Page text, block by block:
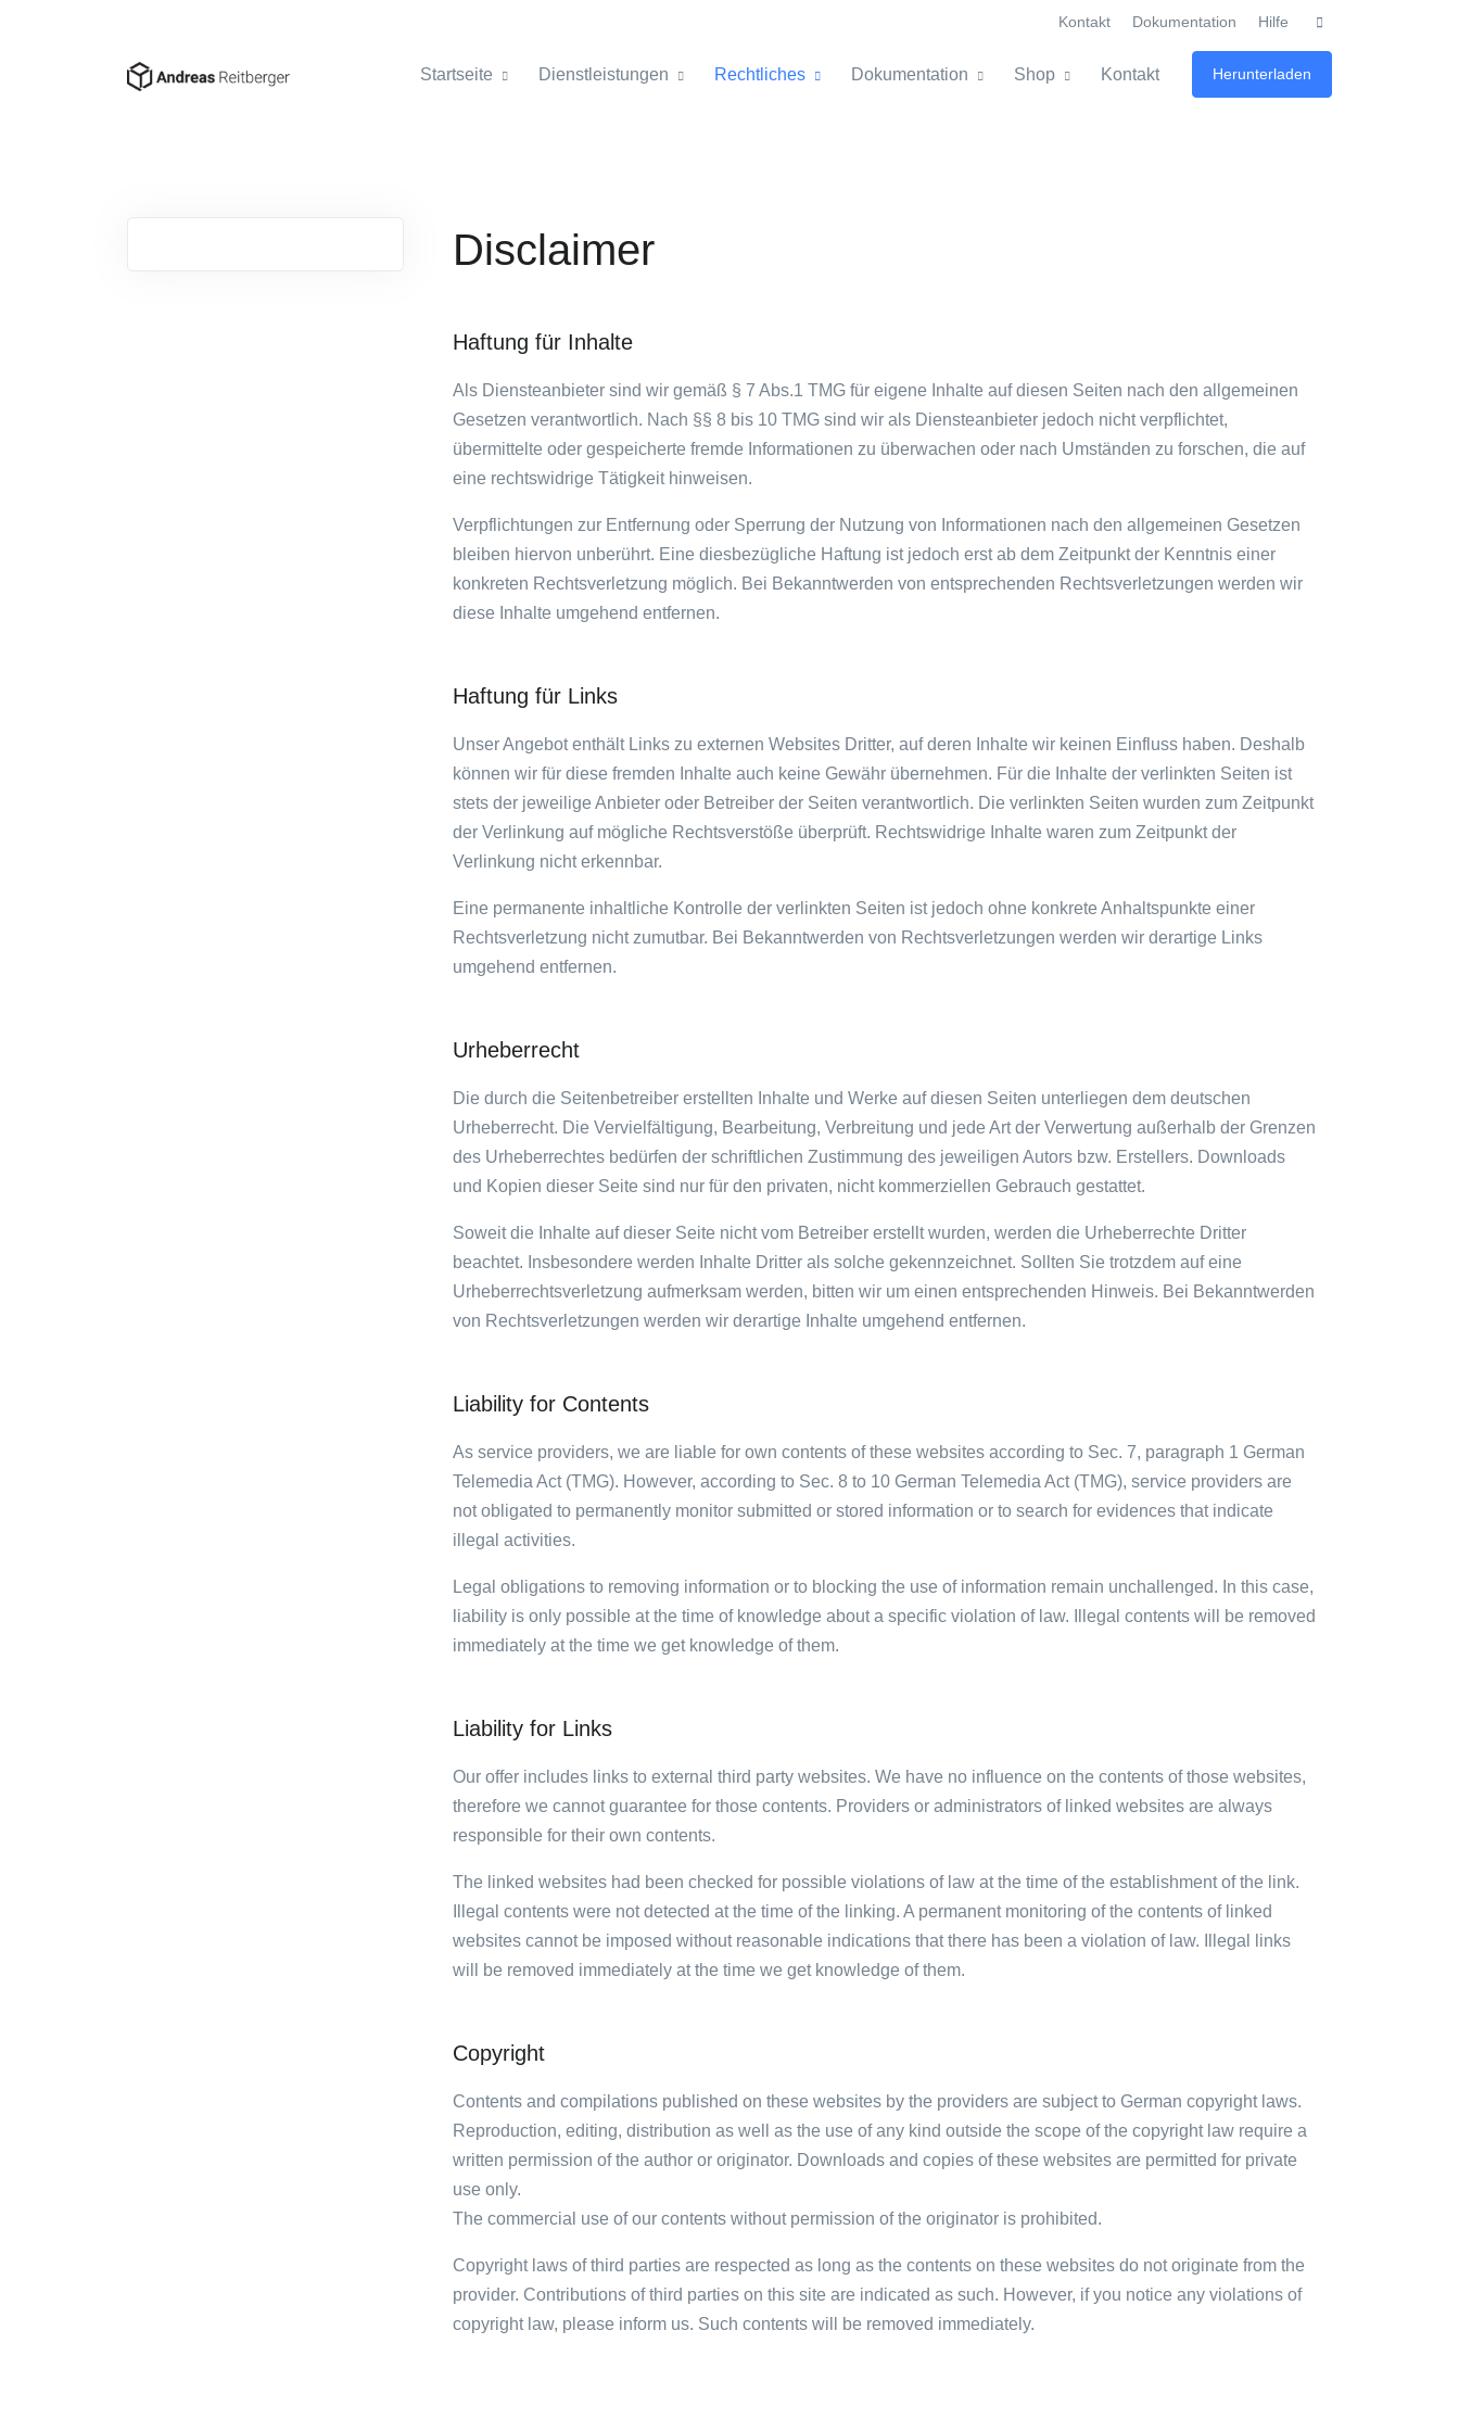
Kontakt Dokumentation Hilfe
Startseite Dienstleistungen Rechtliches Dokumentation Shop Kontakt Herunterladen
Disclaimer
Haftung für Inhalte
Als Diensteanbieter sind wir gemäß § 7 Abs.1 TMG für eigene Inhalte auf diesen Seiten nach den allgemeinen
Gesetzen verantwortlich. Nach §§ 8 bis 10 TMG sind wir als Diensteanbieter jedoch nicht verpflichtet,
übermittelte oder gespeicherte fremde Informationen zu überwachen oder nach Umständen zu forschen, die auf
eine rechtswidrige Tätigkeit hinweisen.
Verpflichtungen zur Entfernung oder Sperrung der Nutzung von Informationen nach den allgemeinen Gesetzen
bleiben hiervon unberührt. Eine diesbezügliche Haftung ist jedoch erst ab dem Zeitpunkt der Kenntnis einer
konkreten Rechtsverletzung möglich. Bei Bekanntwerden von entsprechenden Rechtsverletzungen werden wir
diese Inhalte umgehend entfernen.
Haftung für Links
Unser Angebot enthält Links zu externen Websites Dritter, auf deren Inhalte wir keinen Einfluss haben. Deshalb
können wir für diese fremden Inhalte auch keine Gewähr übernehmen. Für die Inhalte der verlinkten Seiten ist
stets der jeweilige Anbieter oder Betreiber der Seiten verantwortlich. Die verlinkten Seiten wurden zum Zeitpunkt
der Verlinkung auf mögliche Rechtsverstöße überprüft. Rechtswidrige Inhalte waren zum Zeitpunkt der
Verlinkung nicht erkennbar.
Eine permanente inhaltliche Kontrolle der verlinkten Seiten ist jedoch ohne konkrete Anhaltspunkte einer
Rechtsverletzung nicht zumutbar. Bei Bekanntwerden von Rechtsverletzungen werden wir derartige Links
umgehend entfernen.
Urheberrecht
Die durch die Seitenbetreiber erstellten Inhalte und Werke auf diesen Seiten unterliegen dem deutschen
Urheberrecht. Die Vervielfältigung, Bearbeitung, Verbreitung und jede Art der Verwertung außerhalb der Grenzen
des Urheberrechtes bedürfen der schriftlichen Zustimmung des jeweiligen Autors bzw. Erstellers. Downloads
und Kopien dieser Seite sind nur für den privaten, nicht kommerziellen Gebrauch gestattet.
Soweit die Inhalte auf dieser Seite nicht vom Betreiber erstellt wurden, werden die Urheberrechte Dritter
beachtet. Insbesondere werden Inhalte Dritter als solche gekennzeichnet. Sollten Sie trotzdem auf eine
Urheberrechtsverletzung aufmerksam werden, bitten wir um einen entsprechenden Hinweis. Bei Bekanntwerden
von Rechtsverletzungen werden wir derartige Inhalte umgehend entfernen.
Liability for Contents
As service providers, we are liable for own contents of these websites according to Sec. 7, paragraph 1 German
Telemedia Act (TMG). However, according to Sec. 8 to 10 German Telemedia Act (TMG), service providers are
not obligated to permanently monitor submitted or stored information or to search for evidences that indicate
illegal activities.
Legal obligations to removing information or to blocking the use of information remain unchallenged. In this case,
liability is only possible at the time of knowledge about a specific violation of law. Illegal contents will be removed
immediately at the time we get knowledge of them.
Liability for Links
Our offer includes links to external third party websites. We have no influence on the contents of those websites,
therefore we cannot guarantee for those contents. Providers or administrators of linked websites are always
responsible for their own contents.
The linked websites had been checked for possible violations of law at the time of the establishment of the link.
Illegal contents were not detected at the time of the linking. A permanent monitoring of the contents of linked
websites cannot be imposed without reasonable indications that there has been a violation of law. Illegal links
will be removed immediately at the time we get knowledge of them.
Copyright
Contents and compilations published on these websites by the providers are subject to German copyright laws.
Reproduction, editing, distribution as well as the use of any kind outside the scope of the copyright law require a
written permission of the author or originator. Downloads and copies of these websites are permitted for private
use only.
The commercial use of our contents without permission of the originator is prohibited.
Copyright laws of third parties are respected as long as the contents on these websites do not originate from the
provider. Contributions of third parties on this site are indicated as such. However, if you notice any violations of
copyright law, please inform us. Such contents will be removed immediately.